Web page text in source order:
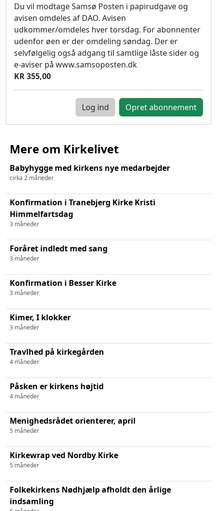
Du vil modtage Samsø Posten i papirudgave og
avisen omdeles af DAO. Avisen
udkommer/omdeles hver torsdag. For abonnenter
udenfor øen er der omdeling søndag. Der er
selvfølgelig også adgang til samtlige låste sider og
e-aviser på www.samsoposten.dk
KR 355,00
Log ind
Mere om Kirkelivet
Babyhygge med kirkens nye medarbejder
cirka 2 måneder
Konfirmation i Tranebjerg Kirke Kristi
Himmelfartsdag
3 måneder
Foråret indledt med sang
3 måneder
Konfirmation i Besser Kirke
3 måneder
Kimer, I klokker
3 måneder
Travlhed på kirkegården
4 måneder
Påsken er kirkens højtid
4 måneder
Menighedsrådet orienterer, april
5 måneder
Kirkewrap ved Nordby Kirke
5 måneder
Folkekirkens Nødhjælp afholdt den årlige
indsamling